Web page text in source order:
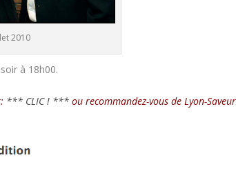
2010
à 18h00.
*** CLIC ! ***ou recommandez-vous de Lyon-